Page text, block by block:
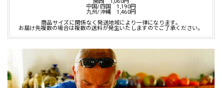
関西 1,060円
中国/四国 1,190円
九州/沖縄 1,460円
商品サイズに関係なく発送地域により一律になります。
お届け先複数の場合は複数の送料が発生いたしますのでご了承ください。